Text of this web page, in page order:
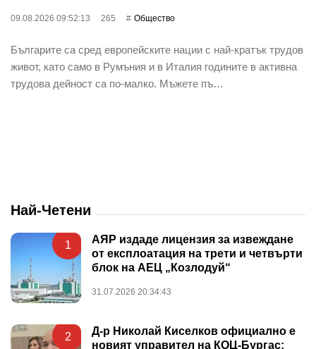
09.08.2026 09:52:13 265 Общество
Българите са сред европейските нации с най-кратък трудов
живот, като само в Румъния и в Италия годините в активна
трудова дейност са по-малко. Мъжете пъ…
Най-Четени
1
АЯР издаде лицензия за извеждане
от експлоатация на трети и четвърти
блок на АЕЦ „Козлодуй“
31.07.2026 20:34:43
2
Д-р Николай Киселков официално е
новият управител на КОЦ-Бургас: